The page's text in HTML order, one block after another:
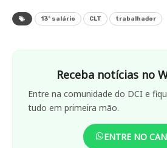
13º salário CLT trabalhador
Receba notícias no
Entre na comunidade do DCI e
tudo em primeira mão.
ENTRE NO